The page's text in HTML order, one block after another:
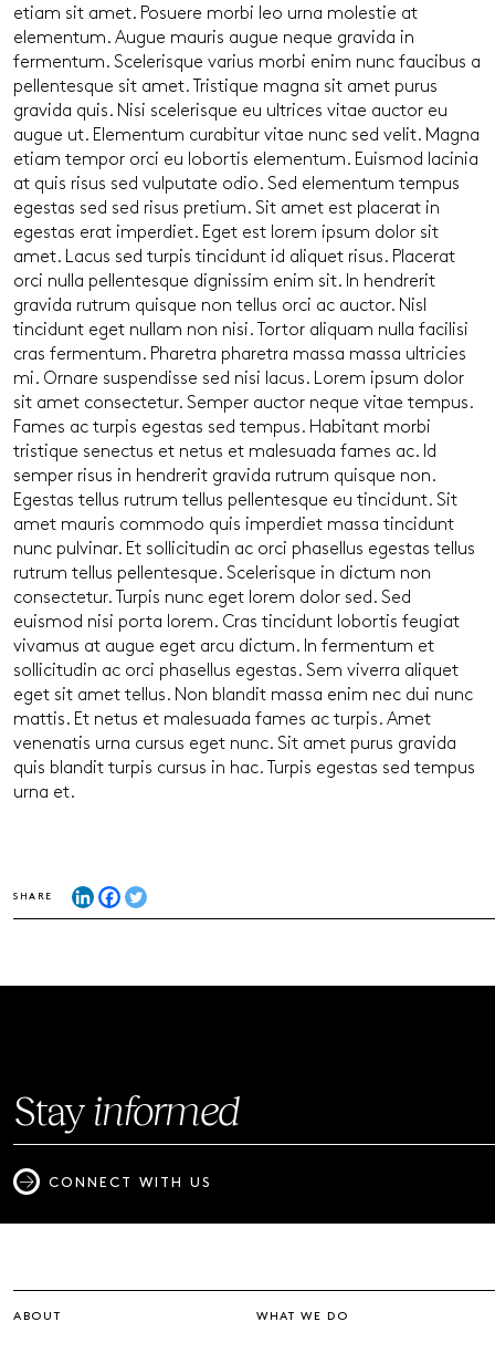
etiam sit amet. Posuere morbi leo urna molestie at
elementum. Augue mauris augue neque gravida in
fermentum. Scelerisque varius morbi enim nunc faucibus a
pellentesque sit amet. Tristique magna sit amet purus
gravida quis. Nisi scelerisque eu ultrices vitae auctor eu
augue ut. Elementum curabitur vitae nunc sed velit. Magna
etiam tempor orci eu lobortis elementum. Euismod lacinia
at quis risus sed vulputate odio. Sed elementum tempus
egestas sed sed risus pretium. Sit amet est placerat in
egestas erat imperdiet. Eget est lorem ipsum dolor sit
amet. Lacus sed turpis tincidunt id aliquet risus. Placerat
orci nulla pellentesque dignissim enim sit. In hendrerit
gravida rutrum quisque non tellus orci ac auctor. Nisl
tincidunt eget nullam non nisi. Tortor aliquam nulla facilisi
cras fermentum. Pharetra pharetra massa massa ultricies
mi. Ornare suspendisse sed nisi lacus. Lorem ipsum dolor
sit amet consectetur. Semper auctor neque vitae tempus.
Fames ac turpis egestas sed tempus. Habitant morbi
tristique senectus et netus et malesuada fames ac. Id
semper risus in hendrerit gravida rutrum quisque non.
Egestas tellus rutrum tellus pellentesque eu tincidunt. Sit
amet mauris commodo quis imperdiet massa tincidunt
nunc pulvinar. Et sollicitudin ac orci phasellus egestas tellus
rutrum tellus pellentesque. Scelerisque in dictum non
consectetur. Turpis nunc eget lorem dolor sed. Sed
euismod nisi porta lorem. Cras tincidunt lobortis feugiat
vivamus at augue eget arcu dictum. In fermentum et
sollicitudin ac orci phasellus egestas. Sem viverra aliquet
eget sit amet tellus. Non blandit massa enim nec dui nunc
mattis. Et netus et malesuada fames ac turpis. Amet
venenatis urna cursus eget nunc. Sit amet purus gravida
quis blandit turpis cursus in hac. Turpis egestas sed tempus
urna et.
SHARE
Stayinformed
CONNECT WITH US
ABOUT WHAT WE DO